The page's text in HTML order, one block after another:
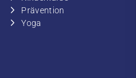
Prävention
Yoga